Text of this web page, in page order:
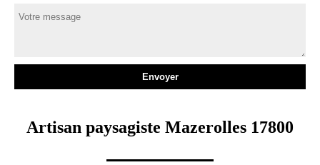
Artisan paysagiste Mazerolles 17800